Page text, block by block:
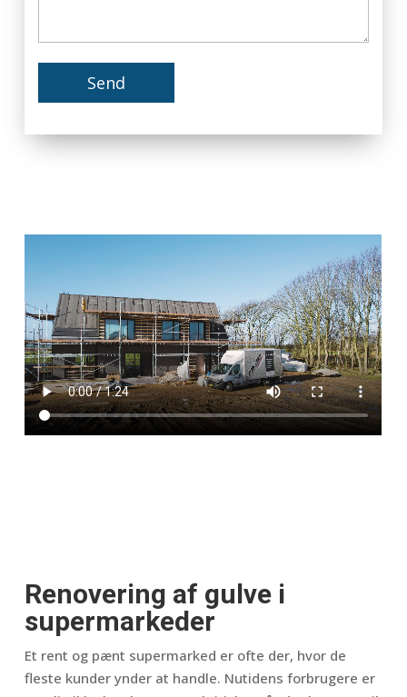
Renovering af gulve i
supermarkeder
Et rent og pænt supermarked er ofte der, hvor de
fleste kunder ynder at handle. Nutidens forbrugere er